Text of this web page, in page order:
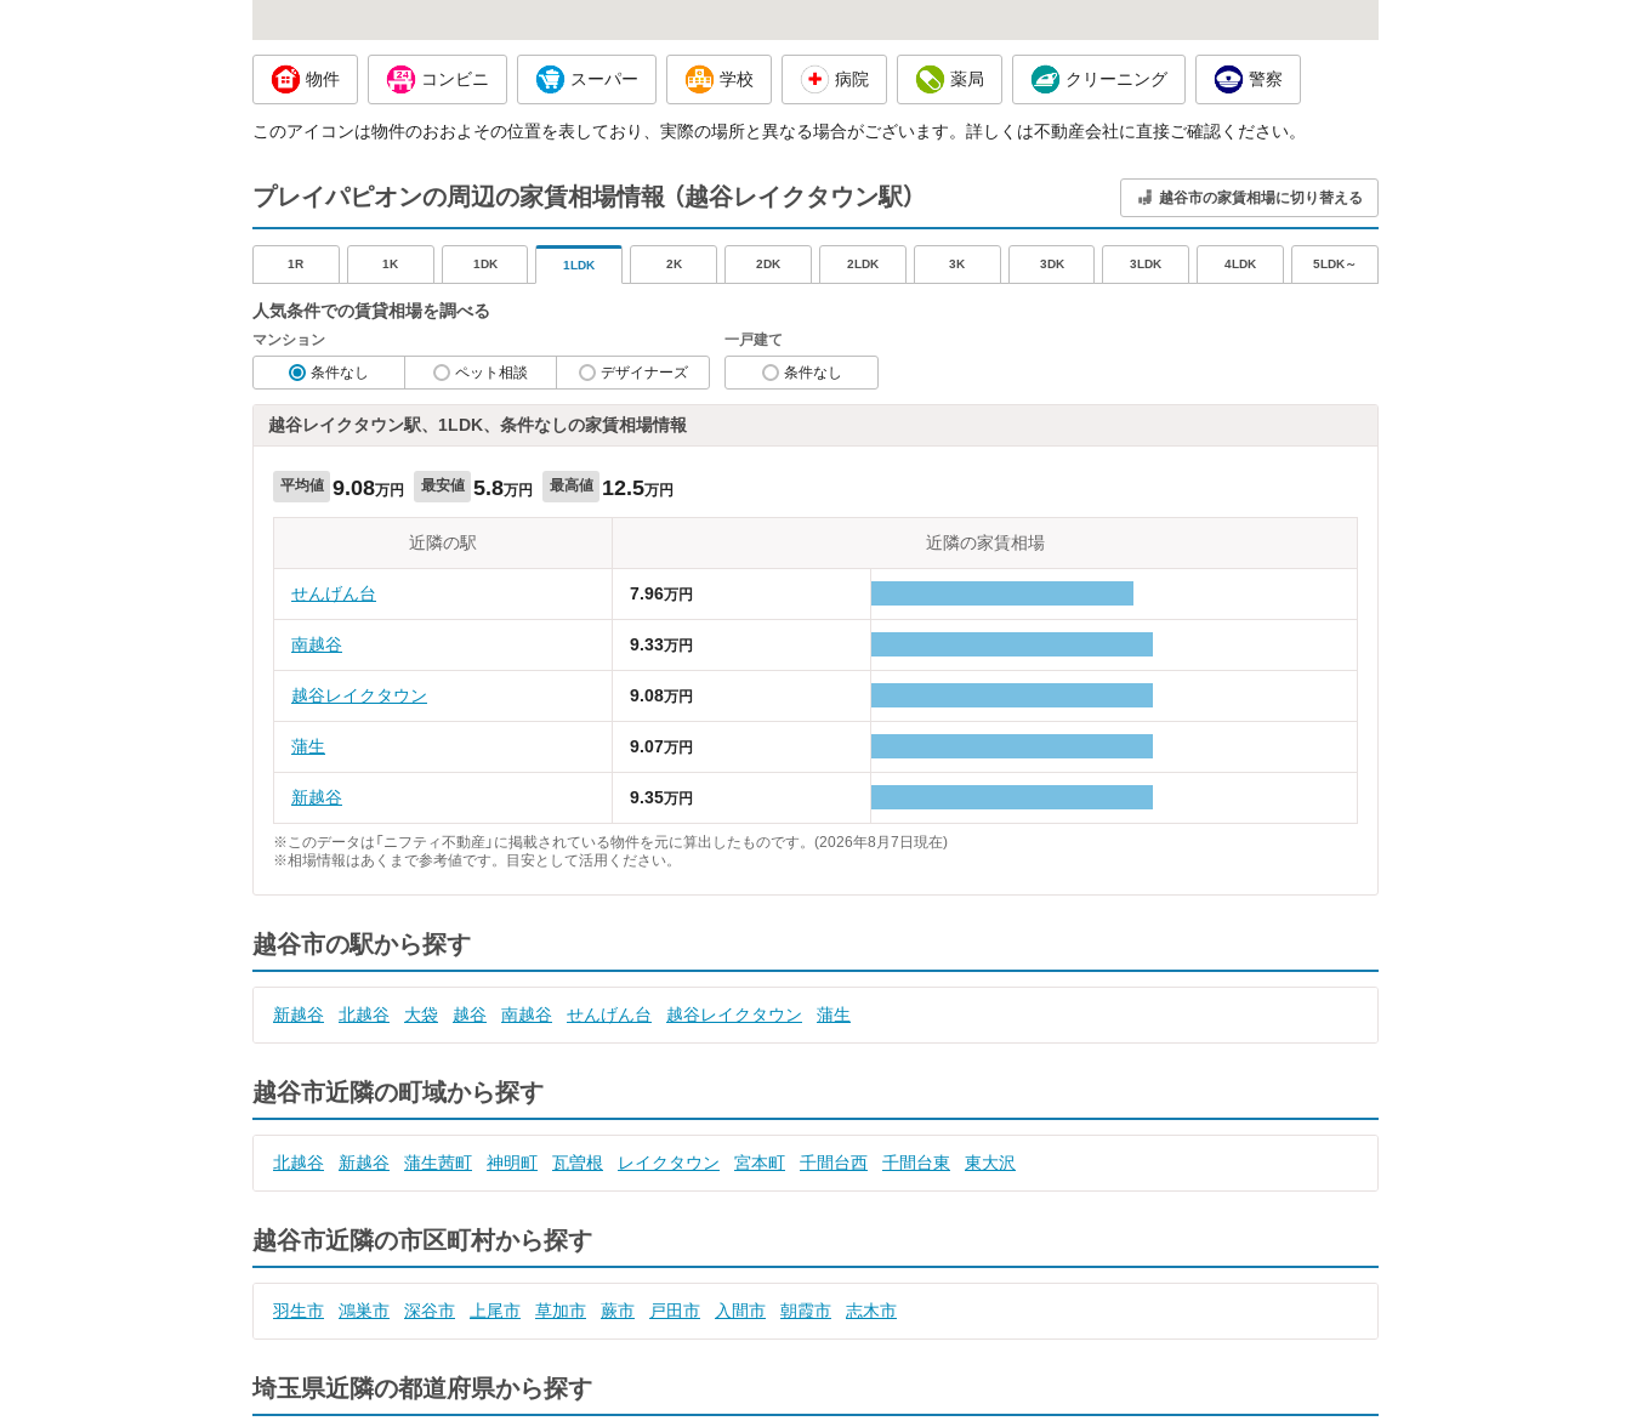
物件 コンビニ スーパー 学校 病院 薬局 クリーニング 警察
このアイコンは物件のおおよその位置を表しており、実際の場所と異なる場合がございます。詳しくは不動産会社に直接ご確認ください。
プレイパピオンの周辺の家賃相場情報 （越谷レイクタウン駅） 越谷市の家賃相場に切り替える
1R 1K 1DK 1LDK 2K 2DK 2LDK 3K 3DK 3LDK 4LDK 5LDK～
人気条件での賃貸相場を調べる
マンション
条件なし
ペット相談 デザイナーズ
一戸建て
条件なし
越谷レイクタウン駅、1LDK、条件なしの家賃相場情報
平均値 9.08万円 最安値 5.8万円 最高値 12.5万円
近隣の駅 近隣の家賃相場
せんげん台 7.96万円
南越谷 9.33万円
越谷レイクタウン 9.08万円
蒲生 9.07万円
新越谷 9.35万円
※このデータは「ニフティ不動産」に掲載されている物件を元に算出したものです。(2026年8月7日現在)
※相場情報はあくまで参考値です。目安として活用ください。
越谷市の駅から探す
新越谷 北越谷 大袋 越谷 南越谷 せんげん台 越谷レイクタウン 蒲生
越谷市近隣の町域から探す
北越谷 新越谷 蒲生茜町 神明町 瓦曽根 レイクタウン 宮本町 千間台西 千間台東 東大沢
越谷市近隣の市区町村から探す
羽生市 鴻巣市 深谷市 上尾市 草加市 蕨市 戸田市 入間市 朝霞市 志木市
埼玉県近隣の都道府県から探す